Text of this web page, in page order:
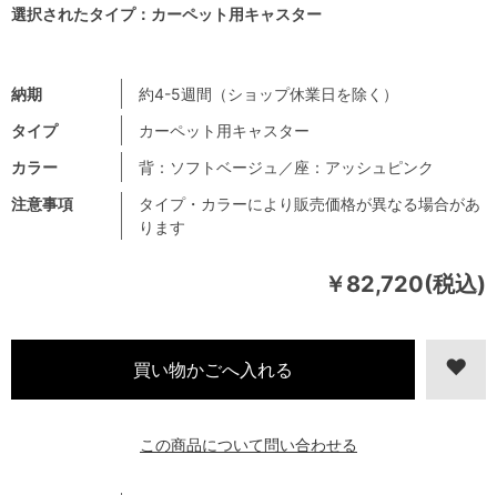
￥82,720(税込)
注意事項
タイプ・カラーにより販売価格が異なる場合があ
ります
納期
約4-5週間（ショップ休業日を除く）
タイプ
カーペット用キャスター
カラー
背：ソフトベージュ／座：アッシュピンク
選択されたタイプ：カーペット用キャスター
この商品について問い合わせる